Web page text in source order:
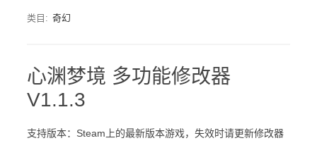
类目: 奇幻
心渊梦境 多功能修改器
V1.1.3
支持版本：Steam上的最新版本游戏，失效时请更新修改器